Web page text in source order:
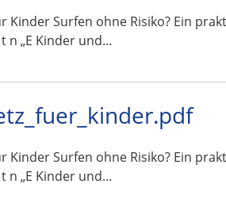
Kinder Surfen ohne Risiko? Ein
n „E Kinder und…
Kinder Surfen ohne Risiko? Ein
n „E Kinder und…